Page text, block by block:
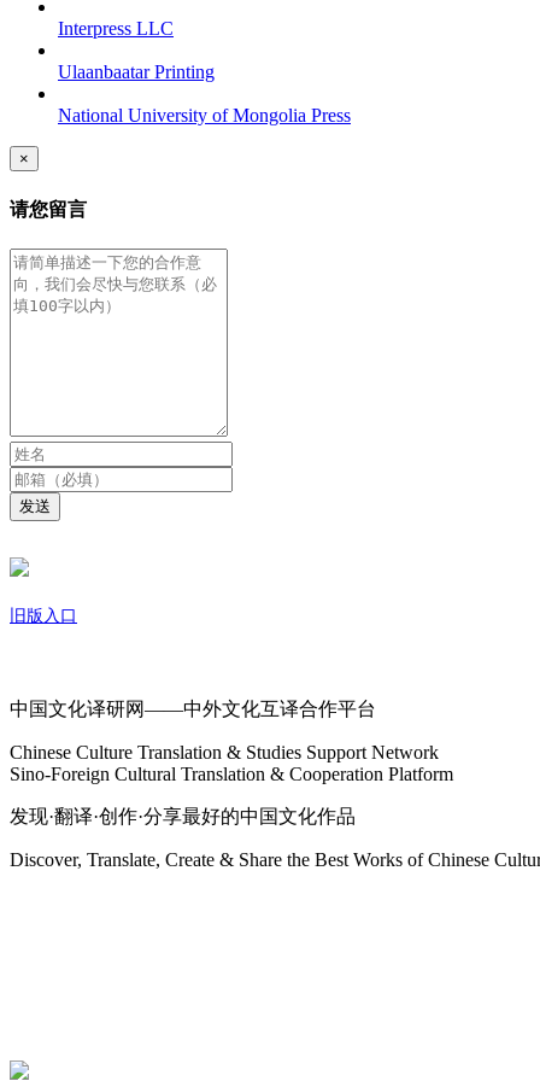
Interpress LLC
Ulaanbaatar Printing
National University of Mongolia Press
×
请您留言
发送
旧版入口
中国文化译研网——中外文化互译合作平台
Chinese Culture Translation & Studies Support Network
Sino-Foreign Cultural Translation & Cooperation Platform
发现·翻译·创作·分享最好的中国文化作品
Discover, Translate, Create & Share the Best Works of Chinese